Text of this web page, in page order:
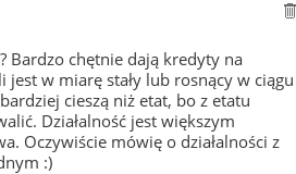
Bardzo chętnie dają kredyty na
jest w miarę stały lub rosnący w ciągu
cieszą niż etat, bo z etatu
Działalność jest większym
Oczywiście mówię o działalności z
:)